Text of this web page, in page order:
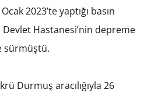
2023’te yaptığı basın
Devlet Hastanesi’nin depreme
sürmüştü.
Durmuş aracılığıyla 26